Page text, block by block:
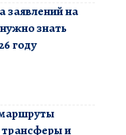
заявлений на
знать
году
трансферы и